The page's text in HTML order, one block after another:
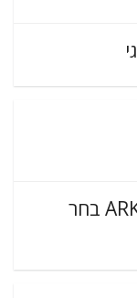
עד 80% קידום ב ARKET.com בחר